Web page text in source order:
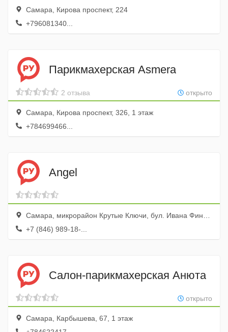
Самара, Кирова проспект, 224
+796081340...
Парикмахерская Asmera
открыто
2 отзыва
Самара, Кирова проспект, 326, 1 этаж
+784699466...
Angel
Самара, микрорайон Крутые Ключи, бул. Ивана Финютина, 39
+7 (846) 989-18-...
Салон-парикмахерская Анюта
открыто
Самара, Карбышева, 67, 1 этаж